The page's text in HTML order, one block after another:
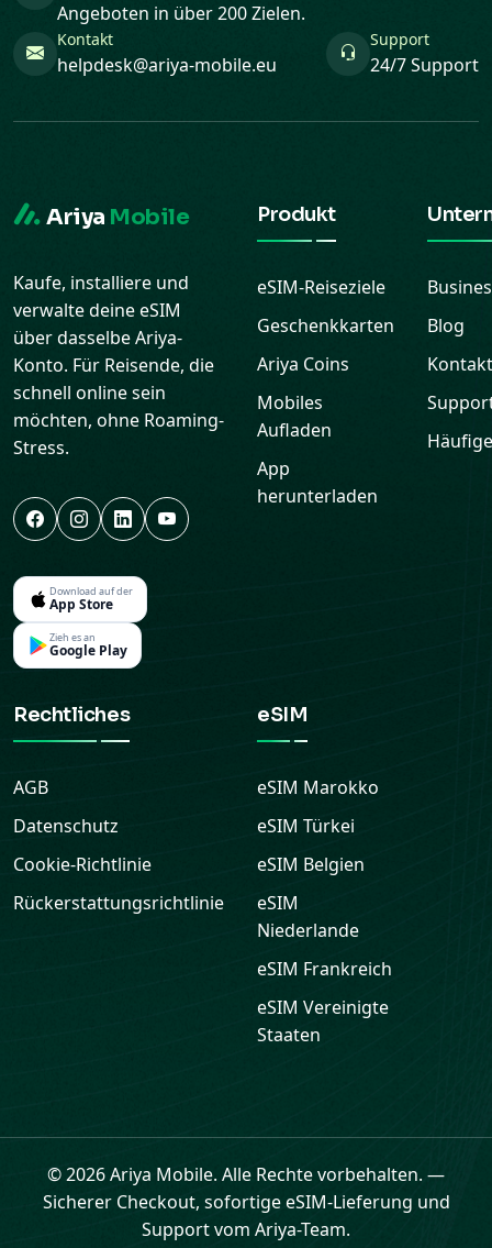
Angeboten in über 200 Zielen.
Kontakt
helpdesk@ariya-mobile.eu
Support
24/7 Support
Ariya Mobile
Kaufe, installiere und
verwalte deine eSIM
über dasselbe Ariya-
Konto. Für Reisende, die
schnell online sein
möchten, ohne Roaming-
Stress.
Download auf der
App Store
Zieh es an
Google Play
Produkt
eSIM-Reiseziele
Geschenkkarten
Ariya Coins
Mobiles
Aufladen
App
herunterladen
Blog
Kontakt
Rechtliches
AGB
Datenschutz
Cookie-Richtlinie
Rückerstattungsrichtlinie
eSIM
eSIM Marokko
eSIM Türkei
eSIM Belgien
eSIM
Niederlande
eSIM Frankreich
eSIM Vereinigte
Staaten
© 2026 Ariya Mobile. Alle Rechte vorbehalten. —
Sicherer Checkout, sofortige eSIM-Lieferung und
Support vom Ariya-Team.